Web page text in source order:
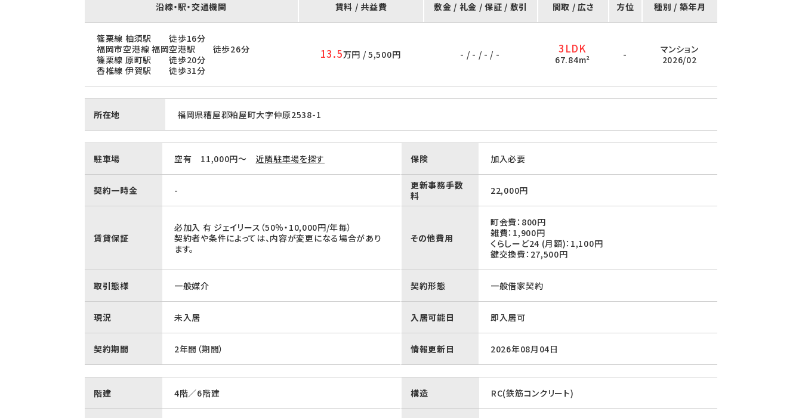
沿線・駅・交通機関 賃料 / 共益費 敷金 / 礼金 / 保証 / 敷引 間取 / 広さ 方位 種別 / 築年月
篠栗線 柚須駅 徒歩16分
福岡市空港線 福岡空港駅 徒歩26分
篠栗線 原町駅 徒歩20分
香椎線 伊賀駅 徒歩31分
13.5万円 / 5,500円 - / - / - / - 3LDK
67.84m² -
マンション
2026/02
所在地 福岡県糟屋郡粕屋町大字仲原2538-1
駐車場 空有 11,000円～ 近隣駐車場を探す 保険 加入必要
契約一時金 -
更新事務手数
料
22,000円
賃貸保証
必加入 有 ジェイリース（50％・10,000円/年毎）
契約者や条件によっては、内容が変更になる場合があり
ます。
その他費用
町会費：800円
雑費：1,900円
くらしーど24 (月額)：1,100円
鍵交換費：27,500円
取引態様 一般媒介 契約形態 一般借家契約
現況 未入居 入居可能日 即入居可
契約期間 2年間（期間） 情報更新日 2026年08月04日
階建 4階／6階建 構造 RC(鉄筋コンクリート)